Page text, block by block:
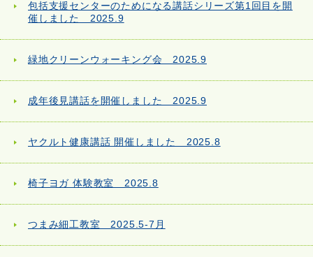
包括支援センターのためになる講話シリーズ第1回目を開
催しました 2025.9
緑地クリーンウォーキング会 2025.9
成年後見講話を開催しました 2025.9
ヤクルト健康講話 開催しました 2025.8
椅子ヨガ 体験教室 2025.8
つまみ細工教室 2025.5-7月